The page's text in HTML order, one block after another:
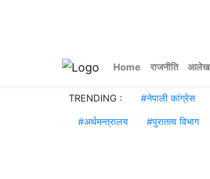
Home राजनीति आलेख
TRENDING : #नेपाली कांग्रेस
#अर्थमन्त्रालय #पुरातत्व विभाग